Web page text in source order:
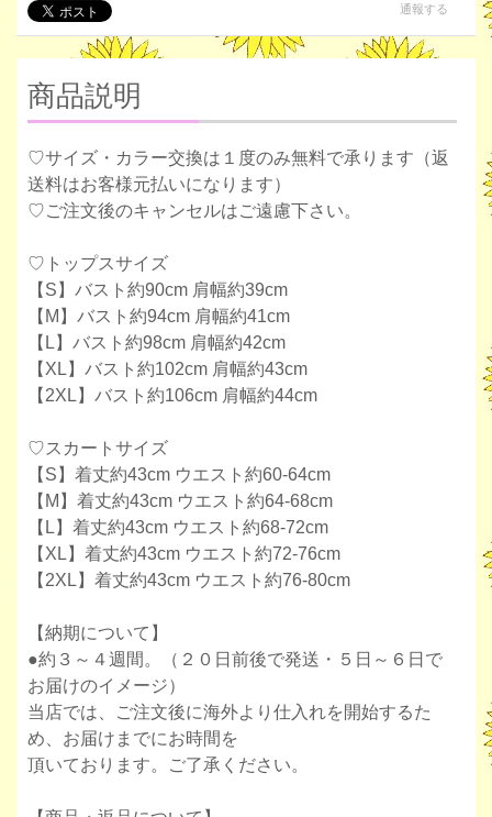
通報する
商品説明
♡サイズ・カラー交換は１度のみ無料で承ります（返
送料はお客様元払いになります）
♡ご注文後のキャンセルはご遠慮下さい。
♡トップスサイズ
【S】バスト約90cm 肩幅約39cm
【M】バスト約94cm 肩幅約41cm
【L】バスト約98cm 肩幅約42cm
【XL】バスト約102cm 肩幅約43cm
【2XL】バスト約106cm 肩幅約44cm
♡スカートサイズ
【S】着丈約43cm ウエスト約60-64cm
【M】着丈約43cm ウエスト約64-68cm
【L】着丈約43cm ウエスト約68-72cm
【XL】着丈約43cm ウエスト約72-76cm
【2XL】着丈約43cm ウエスト約76-80cm
【納期について】
●約３～４週間。（２０日前後で発送・５日～６日で
お届けのイメージ）
当店では、ご注文後に海外より仕入れを開始するた
め、お届けまでにお時間を
頂いております。ご了承ください。